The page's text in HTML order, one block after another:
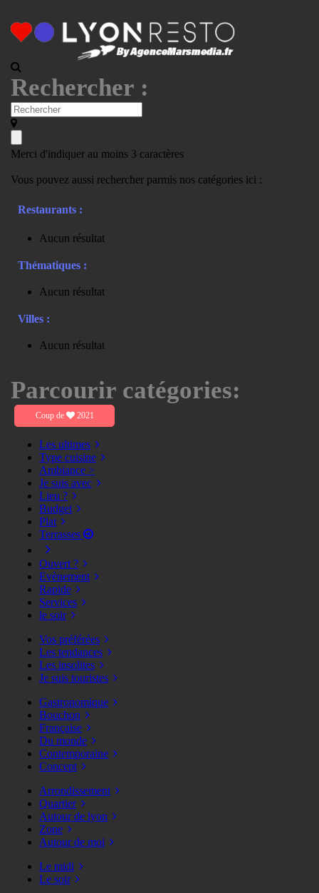
Rechercher :
Merci d'indiquer au moins 3 caractères
Vous pouvez aussi rechercher parmis nos catégories ici :
Restaurants :
Aucun résultat
Thématiques :
Aucun résultat
Villes :
Aucun résultat
Parcourir catégories:
Coup de 2021
Les ultimes
Type cuisine
Ambiance >
Je suis avec
Lieu ?
Budget
Plat
Terrasses
Ouvert ?
Evènement
Rapide
Services
le soir
Vos préférées
Les tendances
Les insolites
Je suis touristes
Gastronomique
Bouchon
Française
Du monde
Contemporaine
Concept
Arrondissement
Quartier
Autour de lyon
Zone
Autour de moi
Le midi
Le soir